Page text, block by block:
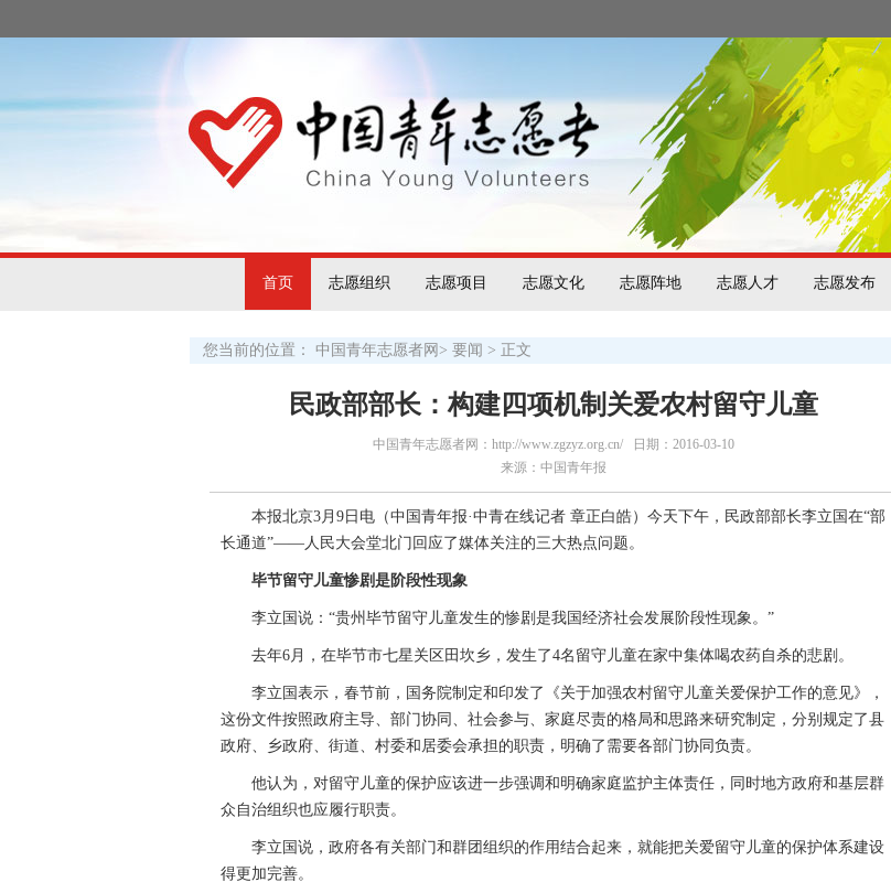
首页 志愿组织 志愿项目 志愿文化 志愿阵地 志愿人才 志愿发布
您当前的位置： 中国青年志愿者网 > 要闻 > 正文
民政部部长：构建四项机制关爱农村留守儿童
中国青年志愿者网：http://www.zgzyz.org.cn/ 日期：2016-03-10
来源：中国青年报
本报北京3月9日电（中国青年报·中青在线记者 章正白皓）今天下午，民政部部长李立国在“部
长通道”——人民大会堂北门回应了媒体关注的三大热点问题。
毕节留守儿童惨剧是阶段性现象
李立国说：“贵州毕节留守儿童发生的惨剧是我国经济社会发展阶段性现象。”
去年6月，在毕节市七星关区田坎乡，发生了4名留守儿童在家中集体喝农药自杀的悲剧。
李立国表示，春节前，国务院制定和印发了《关于加强农村留守儿童关爱保护工作的意见》，
这份文件按照政府主导、部门协同、社会参与、家庭尽责的格局和思路来研究制定，分别规定了县
政府、乡政府、街道、村委和居委会承担的职责，明确了需要各部门协同负责。
他认为，对留守儿童的保护应该进一步强调和明确家庭监护主体责任，同时地方政府和基层群
众自治组织也应履行职责。
李立国说，政府各有关部门和群团组织的作用结合起来，就能把关爱留守儿童的保护体系建设
得更加完善。